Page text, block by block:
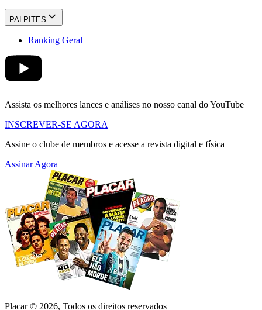
PALPITES
Ranking Geral
Assista os melhores lances e análises no nosso canal do YouTube
INSCREVER-SE AGORA
Assine o clube de membros e acesse a revista digital e física
Assinar Agora
Placar © 2026, Todos os direitos reservados